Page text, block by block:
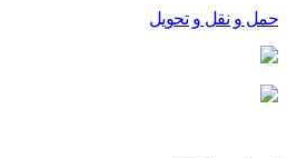
حمل و نقل و تحویل